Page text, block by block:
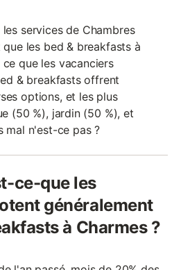
services de Chambres
les bed & breakfasts à
que les vacanciers
& breakfasts offrent
options, et les plus
(50 %), jardin (50 %), et
mal n'est-ce pas ?
ce-que les
généralement
à Charmes ?